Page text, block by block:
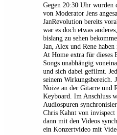
Gegen 20:30 Uhr wurden
von Moderator Jens
JanRevolution bereits
war es doch etwas
bislang zu sehen
Jan, Alex und Rene
At Home extra für dieses
Songs unabhängig
und sich dabei gefilmt.
seinem Wirkungsbereich.
Noize an der Gitarre und
Keyboard. Im Anschluss
Audiospuren
Chris Kahnt von invispect
dann mit den Videos
ein Konzertvideo mit